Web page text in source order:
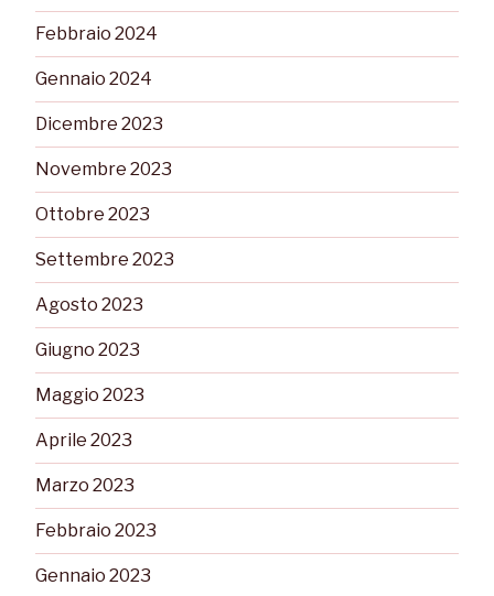
Febbraio 2024
Gennaio 2024
Dicembre 2023
Novembre 2023
Ottobre 2023
Settembre 2023
Agosto 2023
Giugno 2023
Maggio 2023
Aprile 2023
Marzo 2023
Febbraio 2023
Gennaio 2023